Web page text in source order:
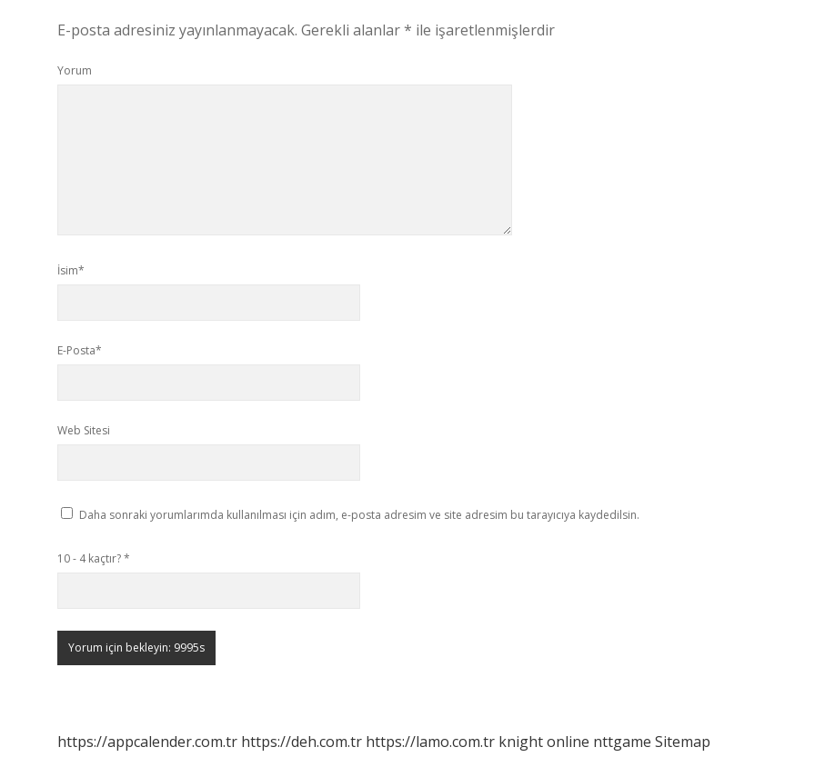
E-posta adresiniz yayınlanmayacak. Gerekli alanlar* ile işaretlenmişlerdir
Yorum
İsim*
E-Posta*
Web Sitesi
Daha sonraki yorumlarımda kullanılması için adım, e-posta adresim ve site adresim bu tarayıcıya kaydedilsin.
10 - 4 kaçtır?*
https://appcalender.com.tr https://deh.com.tr https://lamo.com.tr knight online nttgame Sitemap